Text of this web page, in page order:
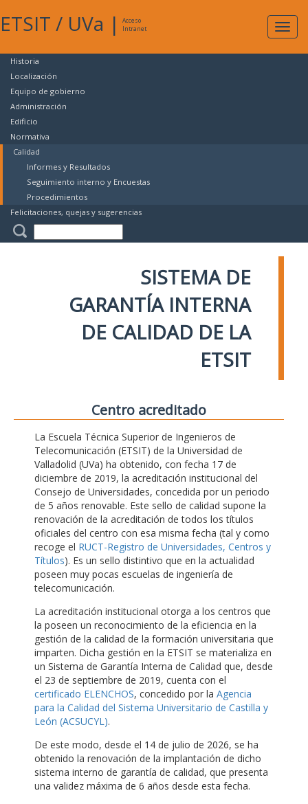
ETSIT / UVa |
Acceso
Intranet
Historia
Localización
Equipo de gobierno
Administración
Edificio
Normativa
Calidad
Informes y Resultados
Seguimiento interno y Encuestas
Procedimientos
Felicitaciones, quejas y sugerencias
SISTEMA DE
GARANTÍA INTERNA
DE CALIDAD DE LA
ETSIT
Centro acreditado
La Escuela Técnica Superior de Ingenieros de
Telecomunicación (ETSIT) de la Universidad de
Valladolid (UVa) ha obtenido, con fecha 17 de
diciembre de 2019, la acreditación institucional del
Consejo de Universidades, concedida por un periodo
de 5 años renovable. Este sello de calidad supone la
renovación de la acreditación de todos los títulos
oficiales del centro con esa misma fecha (tal y como
recoge el RUCT-Registro de Universidades, Centros y
Títulos). Es un sello distintivo que en la actualidad
poseen muy pocas escuelas de ingeniería de
telecomunicación.
La acreditación institucional otorga a los centros que
la poseen un reconocimiento de la eficiencia en la
gestión de la calidad de la formación universitaria que
imparten. Dicha gestión en la ETSIT se materializa en
un Sistema de Garantía Interna de Calidad que, desde
el 23 de septiembre de 2019, cuenta con el
certificado ELENCHOS, concedido por la Agencia
para la Calidad del Sistema Universitario de Castilla y
León (ACSUCYL).
De este modo, desde el 14 de julio de 2026, se ha
obtenido la renovación de la implantación de dicho
sistema interno de garantía de calidad, que presenta
una validez máxima de 6 años desde esta fecha.